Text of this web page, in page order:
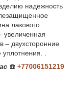
надежность
лакового
увеличенная
– двухсторонние
.
☎️ +77006151219